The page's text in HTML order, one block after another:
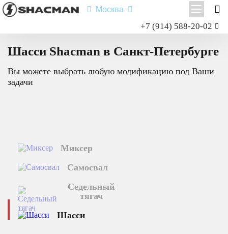
Москва
+7 (914) 588-20-02
Shacman X3000
Миксер
Самосвал
Назначение: для перевозки сыпучих грузов; для перевозки
посредством полуприцепной техники грузов и оборудования;
для установки на грузовую платформу различного
оборудования для коммунального и сельского хозяйства.
Шасси Shacman в Санкт-Петербурге
Вы можете выбрать любую модификацию под Ваши
задачи
Миксер
Самосвал
Седельный
тягач
Шасси